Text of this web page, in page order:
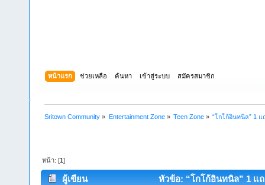
หน้าแรก ช่วยเหลือ ค้นหา เข้าสู่ระบบ สมัครสมาชิก
Sritown Community » Entertainment Zone» Teen Zone» “โกโก้อินทนิล” 1
หน้า: [1]
ผู้เขียน หัวข้อ: “โกโก้อินทนิล” 1 แ